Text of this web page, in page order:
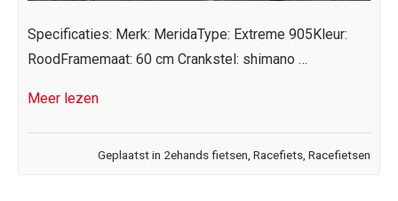
Specificaties: Merk: MeridaType: Extreme 905Kleur:
RoodFramemaat: 60 cm Crankstel: shimano …
Meer lezen
Geplaatst in 2ehands fietsen Racefiets Racefietsen